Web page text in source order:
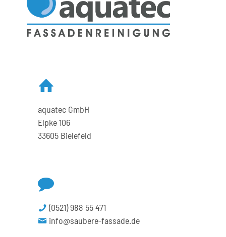
aquatec GmbH
Elpke 106
33605 Bielefeld
(0521) 988 55 471
info@saubere-fassade.de